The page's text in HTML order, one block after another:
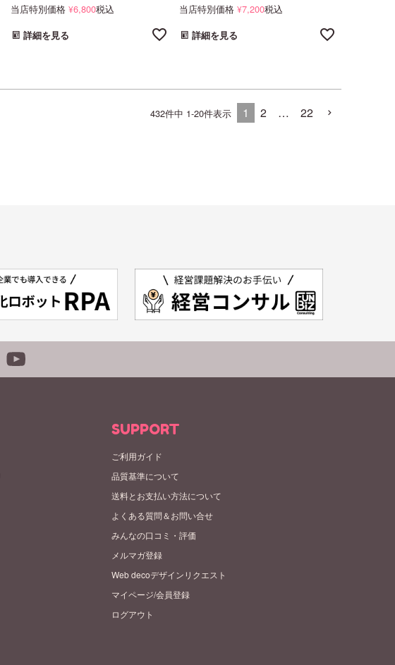
当店特別価格 ¥6,800税込
詳細を見る
当店特別価格 ¥7,200税込
詳細を見る
432件中 1-20件表示 1 2 … 22
SUPPORT
ご利用ガイド
品質基準について
送料とお支払い方法について
よくある質問＆お問い合せ
みんなの口コミ・評価
メルマガ登録
Web decoデザインリクエスト
マイページ/会員登録
ログアウト